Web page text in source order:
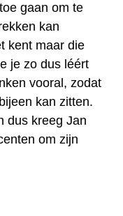
gaan om te
kan
kent maar die
je zo dus léért
vooral, zodat
kan zitten.
dus kreeg Jan
om zijn